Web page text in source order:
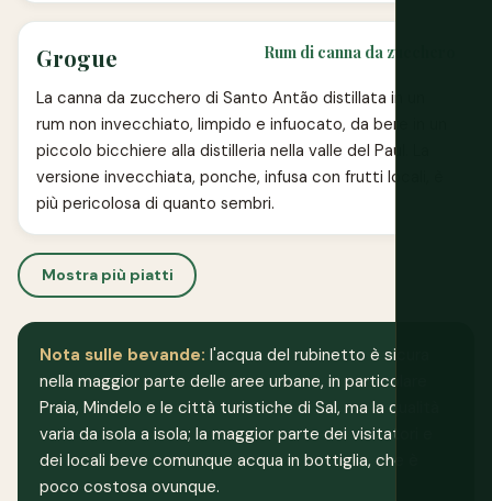
Grogue Rum di canna da zucchero
La canna da zucchero di Santo Antão distillata in un
rum non invecchiato, limpido e infuocato, da bere in un
piccolo bicchiere alla distilleria nella valle del Paul. La
versione invecchiata, ponche, infusa con frutti locali, è
più pericolosa di quanto sembri.
Mostra più piatti
Nota sulle bevande: l'acqua del rubinetto è sicura
nella maggior parte delle aree urbane, in particolare
Praia, Mindelo e le città turistiche di Sal, ma la qualità
varia da isola a isola; la maggior parte dei visitatori e
dei locali beve comunque acqua in bottiglia, che è
poco costosa ovunque.